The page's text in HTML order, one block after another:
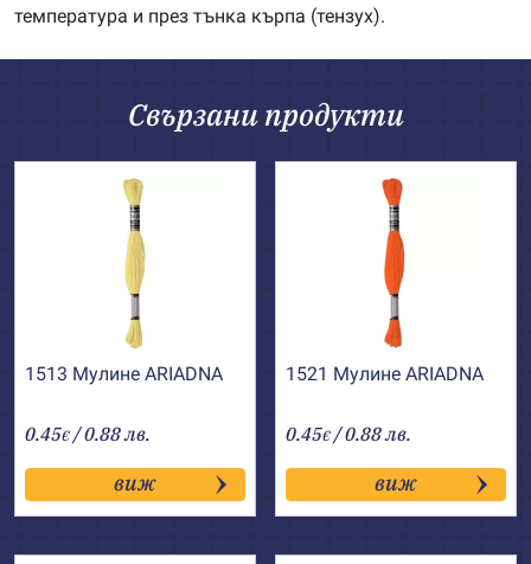
температура и през тънка кърпа (тензух).
Свързани продукти
1513 Мулине АRIADNA
0.45€ / 0.88 лв.
виж
1521 Мулине АRIADNA
0.45€ / 0.88 лв.
виж